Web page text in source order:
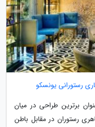
رستورانی یونسکو
برترین طراحی در میان
رستوران در مقابل باطن